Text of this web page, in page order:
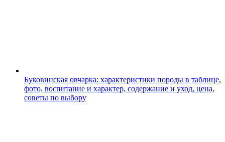
Буковинская овчарка: характеристики породы в таблице,
фото, воспитание и характер, содержание и уход, цена,
советы по выбору